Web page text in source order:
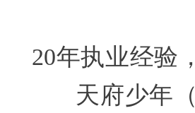
20年执业经验
天府少年